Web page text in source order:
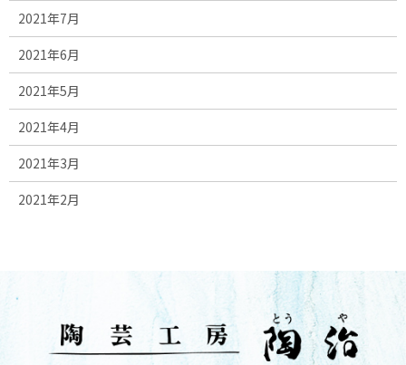
2021年7月
2021年6月
2021年5月
2021年4月
2021年3月
2021年2月